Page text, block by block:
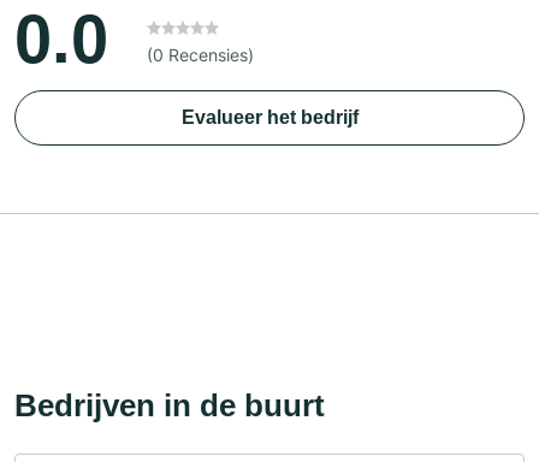
0.0 (0 Recensies)
Evalueer het bedrijf
Bedrijven in de buurt